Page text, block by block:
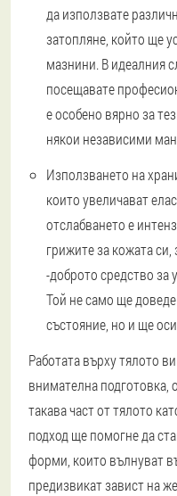
да използвате
затопляне, който ще
мазнини. В идеалния
посещавате
е особено вярно за
някои независими
Използването на
които увеличават
отслабването е
грижите за кожата
-доброто средство за
Той не само ще
състояние, но и ще
Работата върху тялото
внимателна подготовка,
такава част от тялото
подход ще помогне да
форми, които вълнуват
предизвикат завист на